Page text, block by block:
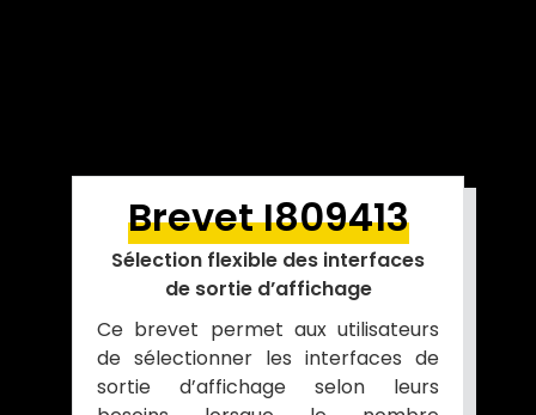
Brevet I809413
Sélection flexible des interfaces
de sortie d’affichage
Ce brevet permet aux utilisateurs
de sélectionner les interfaces de
sortie d’affichage selon leurs